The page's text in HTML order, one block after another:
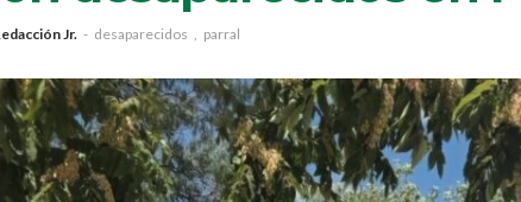
Jr. desaparecidos parral